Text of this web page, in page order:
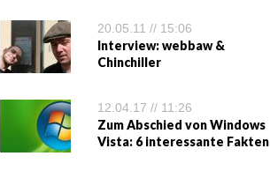
20.05.11 // 15:06
Interview: webbaw &
Chinchiller
12.04.17 // 11:26
Zum Abschied von Windows
Vista: 6 interessante Fakten